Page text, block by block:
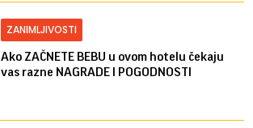
ZANIMLJIVOSTI
Ako ZAČNETE BEBU u ovom hotelu čekaju
vas razne NAGRADE I POGODNOSTI